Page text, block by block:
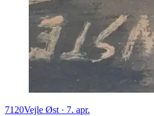
7120Vejle Øst· 7. apr.